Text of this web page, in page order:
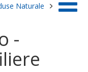
Naturale
-